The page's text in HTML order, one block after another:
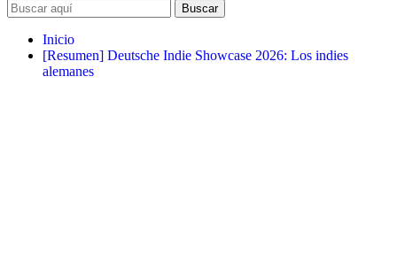
Buscar
Inicio
[Resumen] Deutsche Indie Showcase 2026: Los indies
alemanes